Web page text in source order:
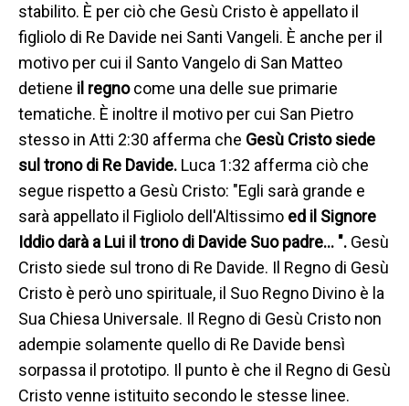
stabilito. È per ciò che Gesù Cristo è appellato il
figliolo di Re Davide nei Santi Vangeli. È anche per il
motivo per cui il Santo Vangelo di San Matteo
detiene il regnocome una delle sue primarie
tematiche. È inoltre il motivo per cui San Pietro
stesso in Atti 2:30 afferma che Gesù Cristo siede
sul trono di Re Davide. Luca 1:32 afferma ciò che
segue rispetto a Gesù Cristo: "Egli sarà grande e
sarà appellato il Figliolo dell'Altissimo ed il Signore
Iddio darà a Lui il trono di Davide Suo padre… ". Gesù
Cristo siede sul trono di Re Davide. Il Regno di Gesù
Cristo è però uno spirituale, il Suo Regno Divino è la
Sua Chiesa Universale. Il Regno di Gesù Cristo non
adempie solamente quello di Re Davide bensì
sorpassa il prototipo. Il punto è che il Regno di Gesù
Cristo venne istituito secondo le stesse linee.